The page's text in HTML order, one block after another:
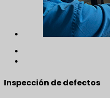
Inspección de defectos